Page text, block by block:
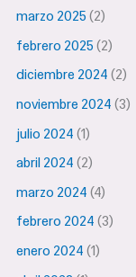
marzo 2025 (2)
febrero 2025 (2)
diciembre 2024 (2)
noviembre 2024 (3)
julio 2024 (1)
abril 2024 (2)
marzo 2024 (4)
febrero 2024 (3)
enero 2024 (1)